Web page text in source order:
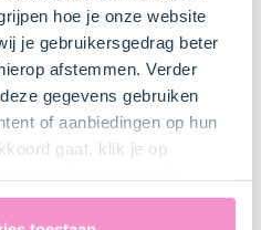
hoe je onze website
je gebruikersgedrag beter
afstemmen. Verder
gegevens gebruiken
of aanbiedingen op hun
gaat, klik je op
naar de
en snel je bakproducten